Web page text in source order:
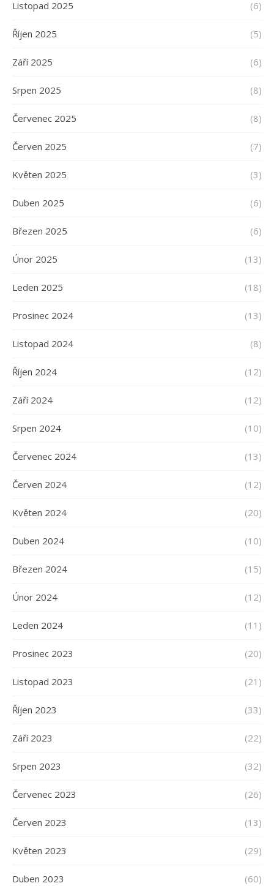
Listopad 2025 (6)
Říjen 2025 (5)
Září 2025 (6)
Srpen 2025 (8)
Červenec 2025 (8)
Červen 2025 (7)
Květen 2025 (3)
Duben 2025 (6)
Březen 2025 (6)
Únor 2025 (13)
Leden 2025 (18)
Prosinec 2024 (13)
Listopad 2024 (8)
Říjen 2024 (12)
Září 2024 (12)
Srpen 2024 (10)
Červenec 2024 (13)
Červen 2024 (12)
Květen 2024 (20)
Duben 2024 (10)
Březen 2024 (15)
Únor 2024 (12)
Leden 2024 (11)
Prosinec 2023 (20)
Listopad 2023 (21)
Říjen 2023 (33)
Září 2023 (22)
Srpen 2023 (32)
Červenec 2023 (26)
Červen 2023 (13)
Květen 2023 (29)
Duben 2023 (60)